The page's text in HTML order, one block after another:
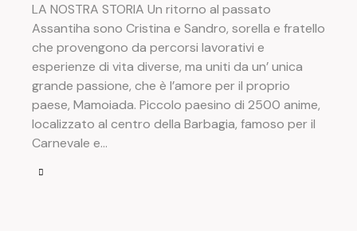
LA NOSTRA STORIA Un ritorno al passato
Assantiha sono Cristina e Sandro, sorella e fratello
che provengono da percorsi lavorativi e
esperienze di vita diverse, ma uniti da un’ unica
grande passione, che è l’amore per il proprio
paese, Mamoiada. Piccolo paesino di 2500 anime,
localizzato al centro della Barbagia, famoso per il
Carnevale e…